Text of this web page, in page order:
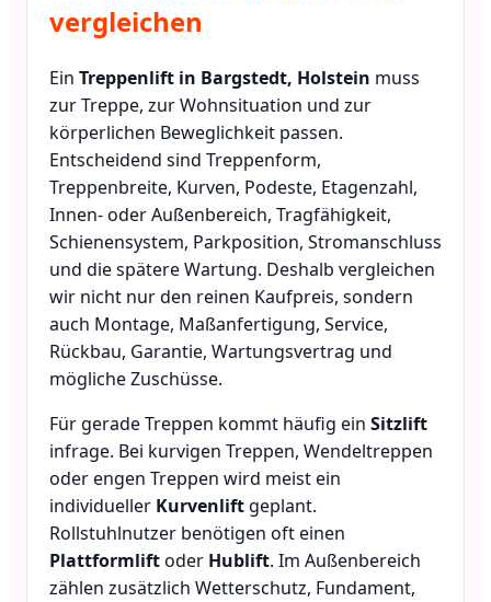
vergleichen
Ein Treppenlift in Bargstedt, Holstein muss
zur Treppe, zur Wohnsituation und zur
körperlichen Beweglichkeit passen.
Entscheidend sind Treppenform,
Treppenbreite, Kurven, Podeste, Etagenzahl,
Innen- oder Außenbereich, Tragfähigkeit,
Schienensystem, Parkposition, Stromanschluss
und die spätere Wartung. Deshalb vergleichen
wir nicht nur den reinen Kaufpreis, sondern
auch Montage, Maßanfertigung, Service,
Rückbau, Garantie, Wartungsvertrag und
mögliche Zuschüsse.
Für gerade Treppen kommt häufig ein Sitzlift
infrage. Bei kurvigen Treppen, Wendeltreppen
oder engen Treppen wird meist ein
individueller Kurvenlift geplant.
Rollstuhlnutzer benötigen oft einen
Plattformliftoder Hublift. Im Außenbereich
zählen zusätzlich Wetterschutz, Fundament,